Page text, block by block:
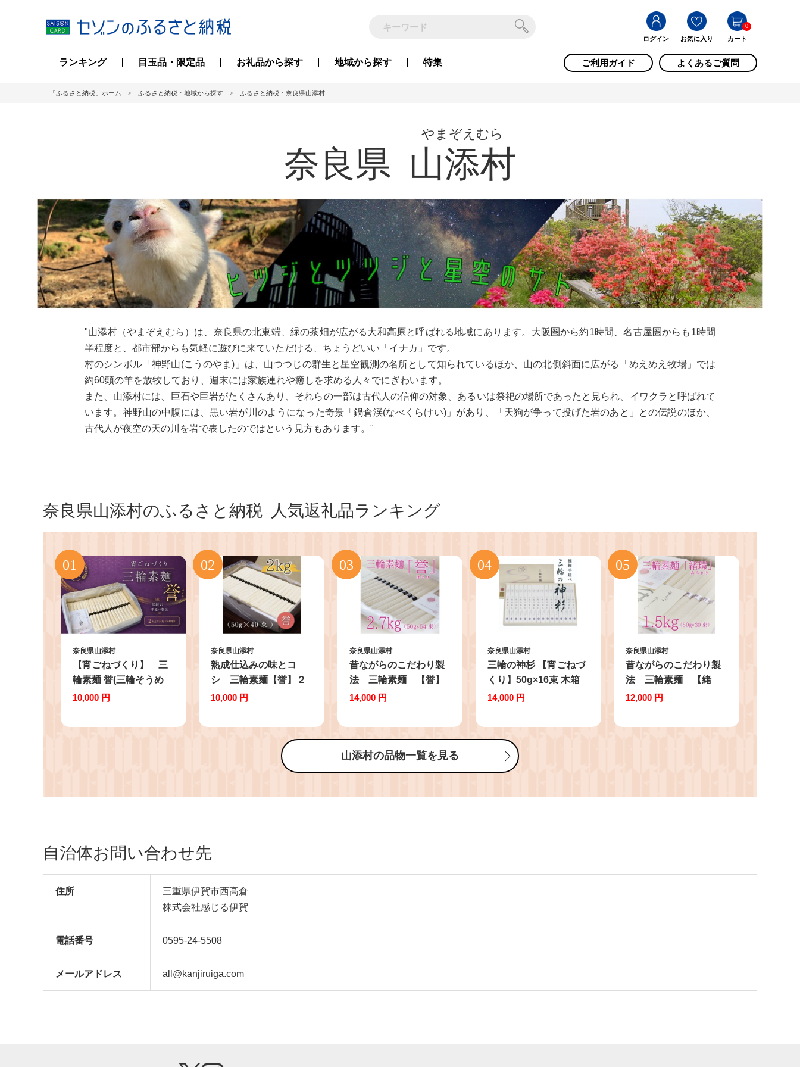
ログイン お気に入り カート
0
ランキング 目玉品・限定品 お礼品から探す 地域から探す 特集 ご利用ガイド よくあるご質問
「ふるさと納税」ホーム ふるさと納税・地域から探す ふるさと納税・奈良県山添村
奈良県 山添村
やまぞえむら
"山添村（やまぞえむら）は、奈良県の北東端、緑の茶畑が広がる大和高原と呼ばれる地域にあります。大阪圏から約1時間、名古屋圏からも1時間
半程度と、都市部からも気軽に遊びに来ていただける、ちょうどいい「イナカ」です。
村のシンボル「神野山(こうのやま)」は、山つつじの群生と星空観測の名所として知られているほか、山の北側斜面に広がる「めえめえ牧場」では
約60頭の羊を放牧しており、週末には家族連れや癒しを求める人々でにぎわいます。
また、山添村には、巨石や巨岩がたくさんあり、それらの一部は古代人の信仰の対象、あるいは祭祀の場所であったと見られ、イワクラと呼ばれて
います。神野山の中腹には、黒い岩が川のようになった奇景「鍋倉渓(なべくらけい)」があり、「天狗が争って投げた岩のあと」との伝説のほか、
古代人が夜空の天の川を岩で表したのではという見方もあります。"
奈良県山添村のふるさと納税 人気返礼品ランキング
奈良県山添村
【宵ごねづくり】 三
輪素麺 誉(三輪そうめ
ん ほまれ)
10,000 円
奈良県山添村
熟成仕込みの味とコ
シ 三輪素麺【誉】２
kg
10,000 円
奈良県山添村
昔ながらのこだわり製
法 三輪素麺 【誉】
２.７kg
14,000 円
奈良県山添村
三輪の神杉 【宵ごねづ
くり】50g×16束 木箱
入り
14,000 円
奈良県山添村
昔ながらのこだわり製
法 三輪素麺 【緒
環】１.５kg
12,000 円
山添村の品物一覧を見る
自治体お問い合わせ先
住所
三重県伊賀市西高倉
株式会社感じる伊賀
電話番号 0595-24-5508
メールアドレス all@kanjiruiga.com